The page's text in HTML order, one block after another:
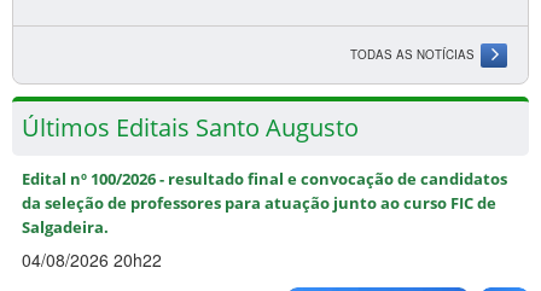
TODAS AS NOTÍCIAS
Últimos Editais Santo Augusto
Edital nº 100/2026 - resultado final e convocação de candidatos
da seleção de professores para atuação junto ao curso FIC de
Salgadeira.
04/08/2026 20h22